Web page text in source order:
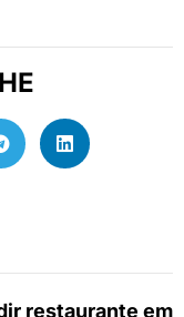
restaurante em